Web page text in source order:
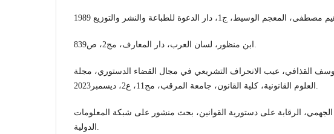
يوسف القذافي، عيب الانحراف التشريعي في مجال القضاء الدستوري، مجلة
الرقابة على دستورية القوانين، بحث منشور على شبكة المعلومات